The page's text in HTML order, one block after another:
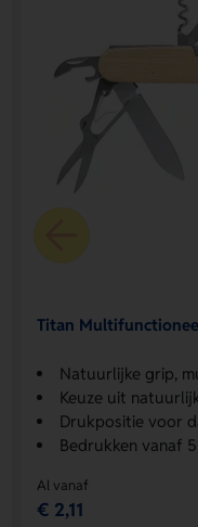
Titan
Natuurlijke grip,
Keuze uit
Drukpositie voor
Bedrukken vanaf
Al vanaf
€ 2,11